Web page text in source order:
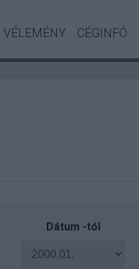
VÉLEMÉNY CÉGINFÓ
Dátum -tól